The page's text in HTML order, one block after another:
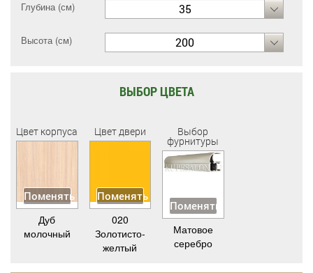
Глубина (см) 35
Высота (см) 200
ВЫБОР ЦВЕТА
Цвет корпуса
Поменять
Дуб
молочный
Цвет двери
Поменять
020
Золотисто-
желтый
Выбор
фурнитуры
Поменять
Матовое
серебро